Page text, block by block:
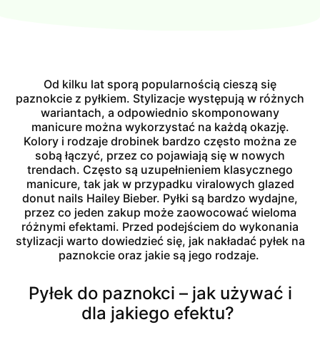
Od kilku lat sporą popularnością cieszą się
paznokcie z pyłkiem. Stylizacje występują w różnych
wariantach, a odpowiednio skomponowany
manicure można wykorzystać na każdą okazję.
Kolory i rodzaje drobinek bardzo często można ze
sobą łączyć, przez co pojawiają się w nowych
trendach. Często są uzupełnieniem klasycznego
manicure, tak jak w przypadku viralowych glazed
donut nails Hailey Bieber. Pyłki są bardzo wydajne,
przez co jeden zakup może zaowocować wieloma
różnymi efektami. Przed podejściem do wykonania
stylizacji warto dowiedzieć się, jak nakładać pyłek na
paznokcie oraz jakie są jego rodzaje.
Pyłek do paznokci – jak używać i
dla jakiego efektu?